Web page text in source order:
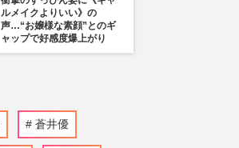
ルメイクよりいい》の
声…“お嬢様な素顔”とのギ
ャップで好感度爆上がり
蒼井優